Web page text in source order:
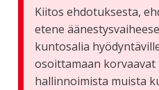
Kiitos ehdotuksesta,
etene
kuntosalia
osoittamaan
hallinnoimista muista